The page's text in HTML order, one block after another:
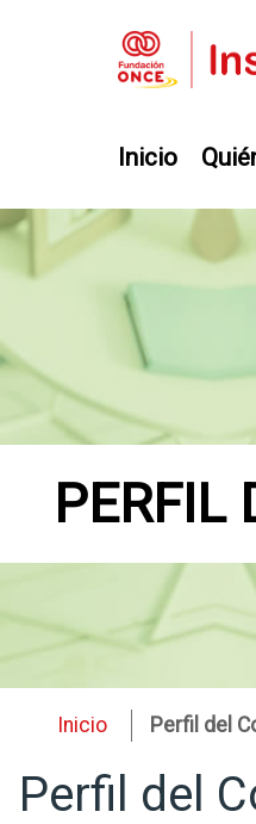
Inicio
PERFIL
Inicio Perfil del
Perfil del